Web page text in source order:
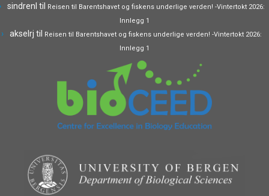
sindrenl til Reisen til Barentshavet og fiskens underlige verden! -Vintertokt 2026:
Innlegg 1
akselrj til Reisen til Barentshavet og fiskens underlige verden! -Vintertokt 2026:
Innlegg 1